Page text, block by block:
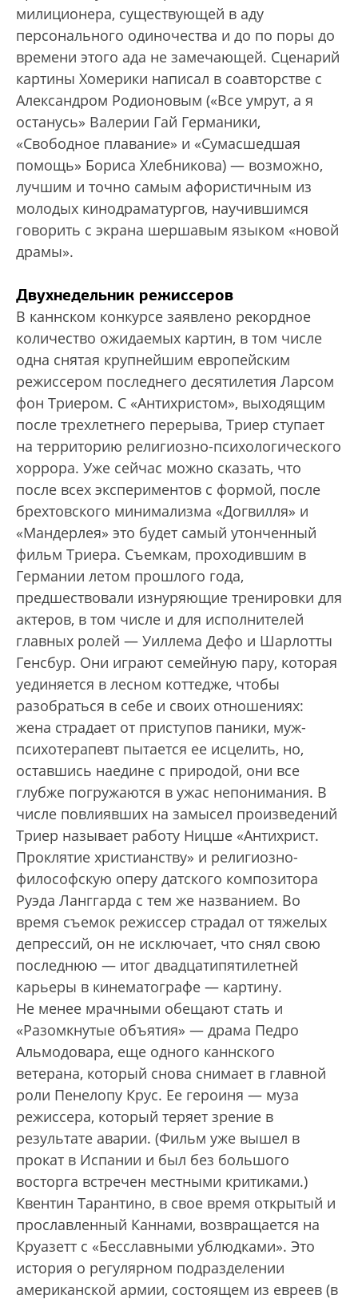
милиционера, существующей в аду
персонального одиночества и до по поры до
времени этого ада не замечающей. Сценарий
картины Хомерики написал в соавторстве с
Александром Родионовым («Все умрут, а я
останусь» Валерии Гай Германики,
«Свободное плавание» и «Сумасшедшая
помощь» Бориса Хлебникова) — возможно,
лучшим и точно самым афористичным из
молодых кинодраматургов, научившимся
говорить с экрана шершавым языком «новой
драмы».
Двухнедельник режиссеров
В каннском конкурсе заявлено рекордное
количество ожидаемых картин, в том числе
одна снятая крупнейшим европейским
режиссером последнего десятилетия Ларсом
фон Триером. С «Антихристом», выходящим
после трехлетнего перерыва, Триер ступает
на территорию религиозно-психологического
хоррора. Уже сейчас можно сказать, что
после всех экспериментов с формой, после
брехтовского минимализма «Догвилля» и
«Мандерлея» это будет самый утонченный
фильм Триера. Съемкам, проходившим в
Германии летом прошлого года,
предшествовали изнуряющие тренировки для
актеров, в том числе и для исполнителей
главных ролей — Уиллема Дефо и Шарлотты
Генсбур. Они играют семейную пару, которая
уединяется в лесном коттедже, чтобы
разобраться в себе и своих отношениях:
жена страдает от приступов паники, муж-
психотерапевт пытается ее исцелить, но,
оставшись наедине с природой, они все
глубже погружаются в ужас непонимания. В
числе повлиявших на замысел произведений
Триер называет работу Ницше «Антихрист.
Проклятие христианству» и религиозно-
философскую оперу датского композитора
Руэда Ланггарда с тем же названием. Во
время съемок режиссер страдал от тяжелых
депрессий, он не исключает, что снял свою
последнюю — итог двадцатипятилетней
карьеры в кинематографе — картину.
Не менее мрачными обещают стать и
«Разомкнутые объятия» — драма Педро
Альмодовара, еще одного каннского
ветерана, который снова снимает в главной
роли Пенелопу Крус. Ее героиня — муза
режиссера, который теряет зрение в
результате аварии. (Фильм уже вышел в
прокат в Испании и был без большого
восторга встречен местными критиками.)
Квентин Тарантино, в свое время открытый и
прославленный Каннами, возвращается на
Круазетт с «Бесславными ублюдками». Это
история о регулярном подразделении
американской армии, состоящем из евреев (в